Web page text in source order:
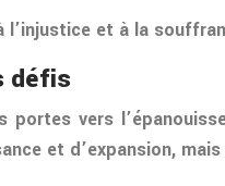
l’injustice et à la
défis
portes vers
et d’expansion,